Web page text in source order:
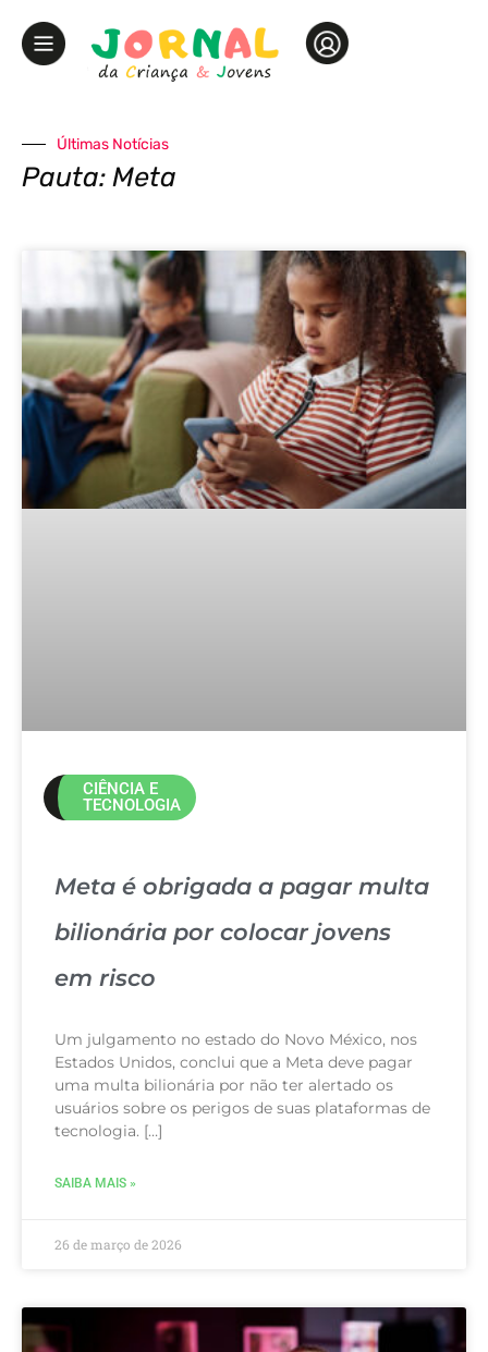
Últimas Notícias
Pauta: Meta
CIÊNCIA E
TECNOLOGIA
Meta é obrigada a pagar multa
bilionária por colocar jovens
em risco
Um julgamento no estado do Novo México, nos
Estados Unidos, conclui que a Meta deve pagar
uma multa bilionária por não ter alertado os
usuários sobre os perigos de suas plataformas de
tecnologia. […]
SAIBA MAIS »
26 de março de 2026